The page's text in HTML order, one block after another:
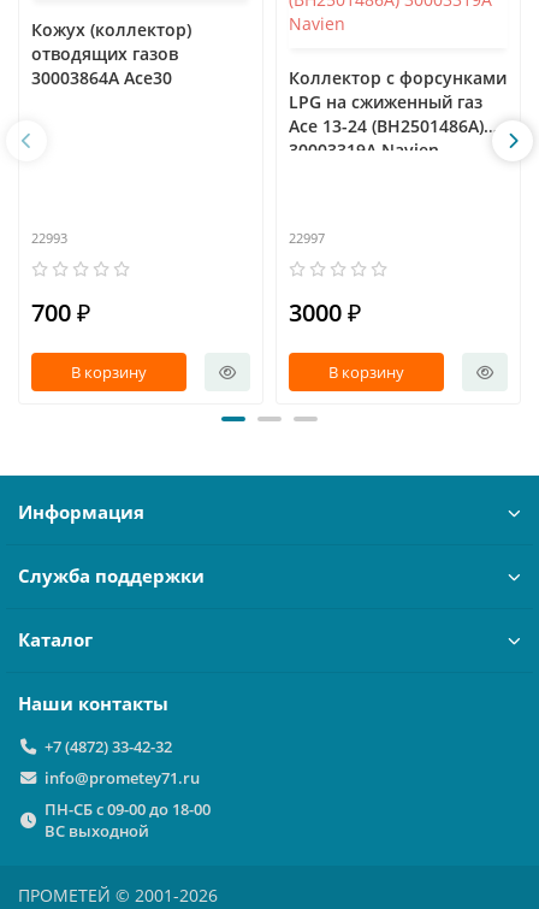
Кожух (коллектор)
отводящих газов
30003864А Асе30
22993
700 ₽
В корзину
Коллектор с форсунками
LPG на сжиженный газ
Ace 13-24 (BH2501486A)
30003319A Navien
22997
3000 ₽
В корзину
Информация
Служба поддержки
Каталог
Наши контакты
+7 (4872) 33-42-32
info@prometey71.ru
ПН-СБ с 09-00 до 18-00
ВС выходной
ПРОМЕТЕЙ © 2001-2026